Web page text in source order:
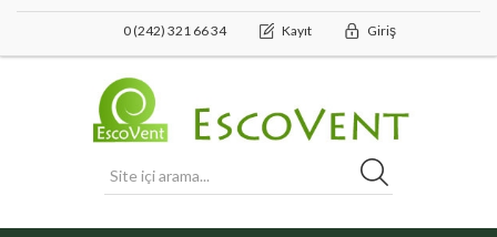
0 (242) 321 66 34 Kayıt Giriş